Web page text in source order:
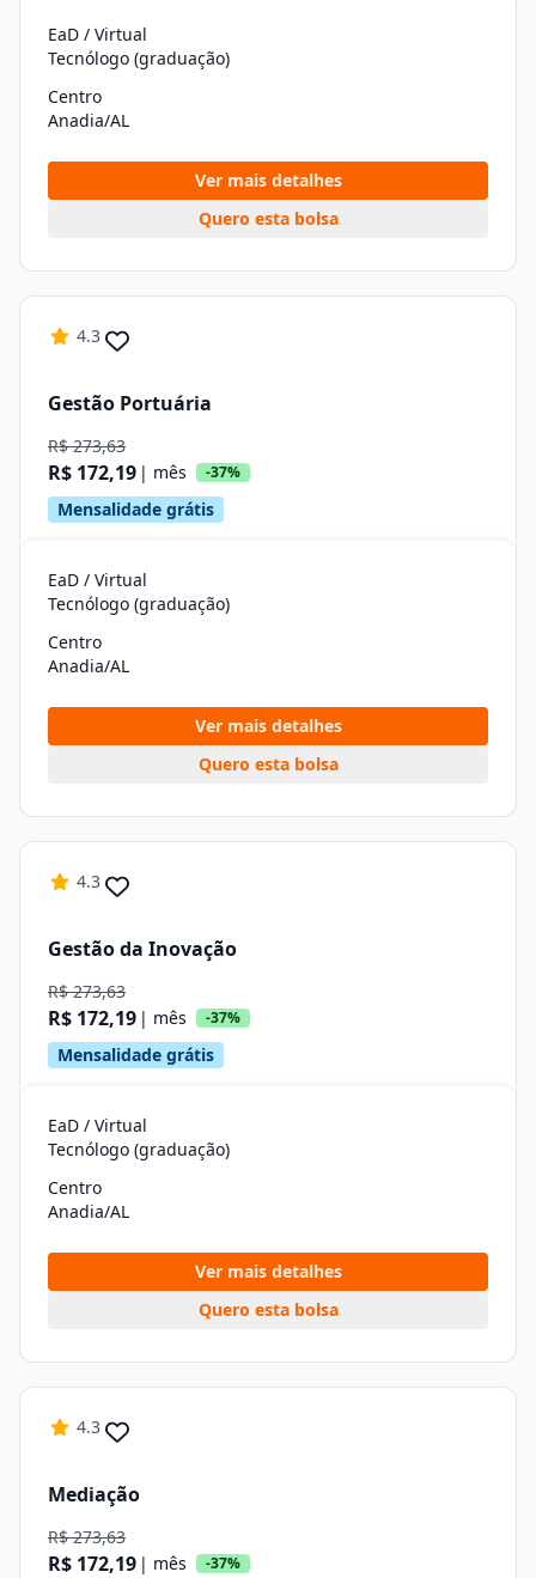
EaD / Virtual
Tecnólogo (graduação)
Centro
Anadia/AL
Ver mais detalhes
Quero esta bolsa
4.3
Gestão Portuária
R$ 273,63
R$ 172,19 | mês -37%
Mensalidade grátis
EaD / Virtual
Tecnólogo (graduação)
Centro
Anadia/AL
Ver mais detalhes
Quero esta bolsa
4.3
Gestão da Inovação
R$ 273,63
R$ 172,19 | mês -37%
Mensalidade grátis
EaD / Virtual
Tecnólogo (graduação)
Centro
Anadia/AL
Ver mais detalhes
Quero esta bolsa
4.3
Mediação
R$ 273,63
R$ 172,19 | mês -37%